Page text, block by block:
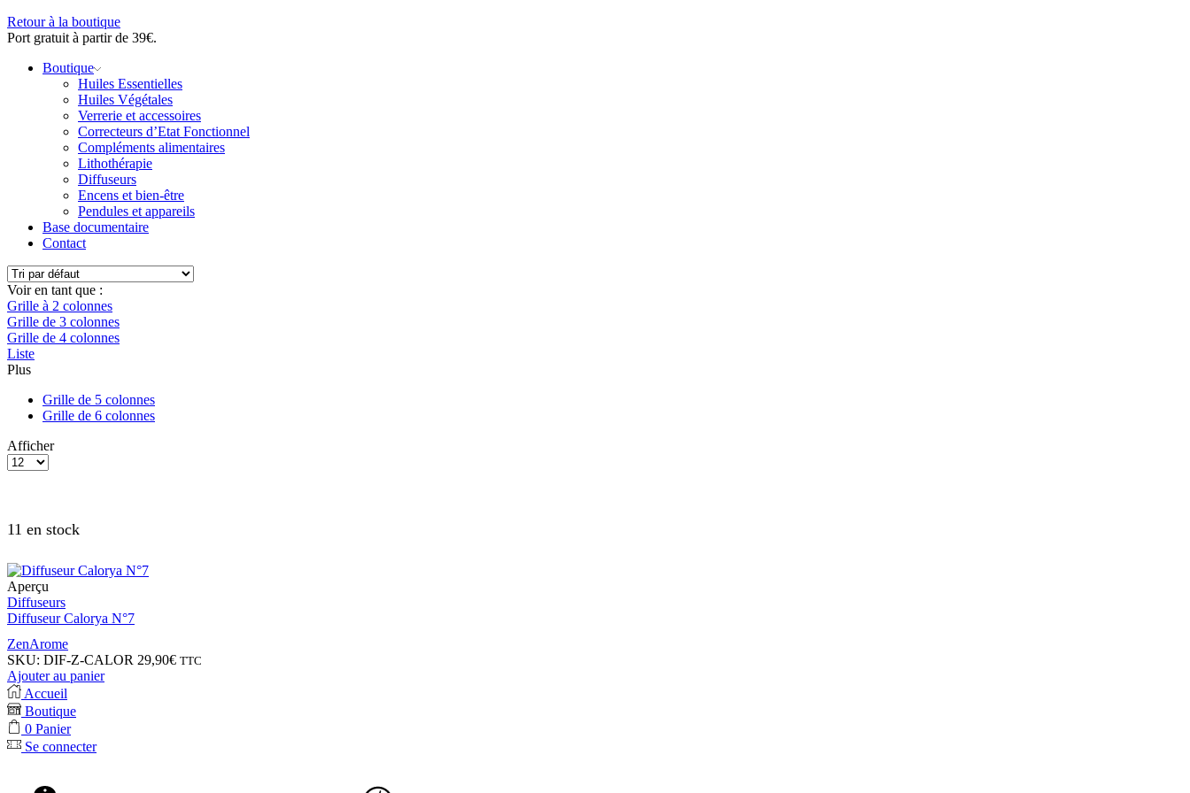
Retour à la boutique
Port gratuit à partir de 39€.
Boutique
Huiles Essentielles
Huiles Végétales
Verrerie et accessoires
Correcteurs d’Etat Fonctionnel
Compléments alimentaires
Lithothérapie
Diffuseurs
Encens et bien-être
Pendules et appareils
Base documentaire
Contact
Voir en tant que :
Grille à 2 colonnes
Grille de 3 colonnes
Grille de 4 colonnes
Liste
Plus
Grille de 5 colonnes
Grille de 6 colonnes
Afficher
11 en stock
Aperçu
Diffuseurs
Diffuseur Calorya N°7
ZenArome
SKU: DIF-Z-CALOR 29,90€ TTC
Ajouter au panier
Accueil
Boutique
0 Panier
Se connecter